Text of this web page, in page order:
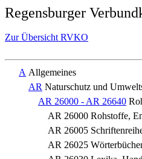
Regensburger
Zur Übersicht RVKO
A Allgemeines
AR Naturschutz und
AR 26000 - AR 26640
AR 26000 Rohstoffe,
AR 26005
AR 26025